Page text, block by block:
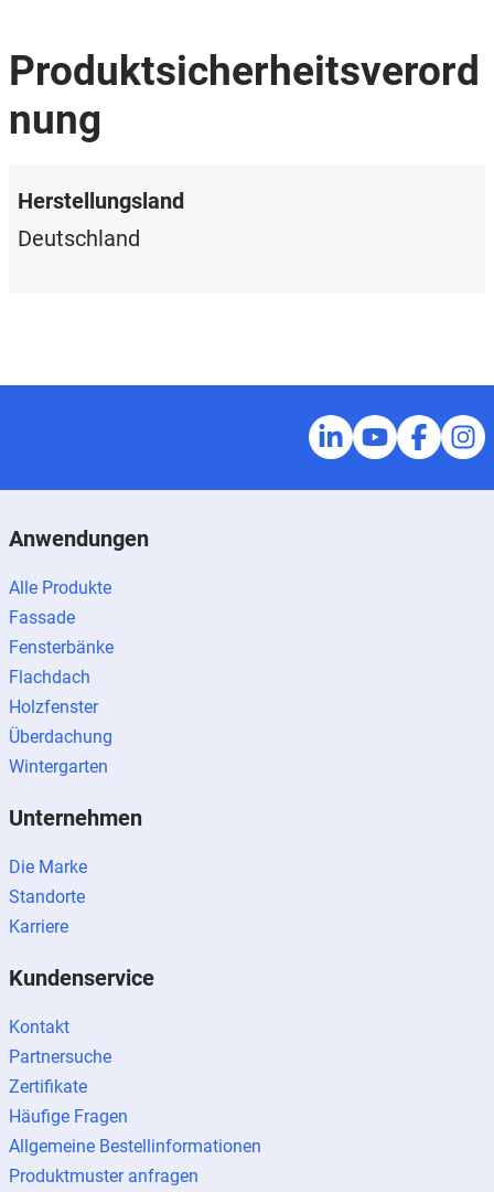
Produktsicherheitsverord
nung
Herstellungsland
Deutschland
Anwendungen
Alle Produkte
Fassade
Fensterbänke
Flachdach
Holzfenster
Überdachung
Wintergarten
Unternehmen
Die Marke
Standorte
Karriere
Kundenservice
Kontakt
Partnersuche
Zertifikate
Häufige Fragen
Allgemeine Bestellinformationen
Produktmuster anfragen